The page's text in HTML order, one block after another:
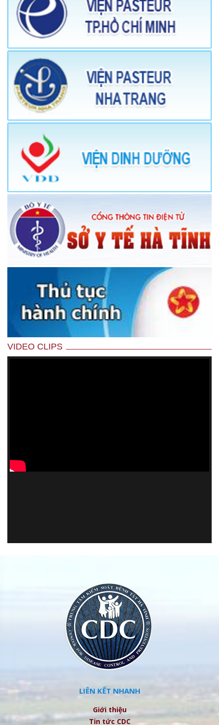
VIDEO CLIPS
LIÊN KẾT NHANH
Giới thiệu
Tin tức CDC